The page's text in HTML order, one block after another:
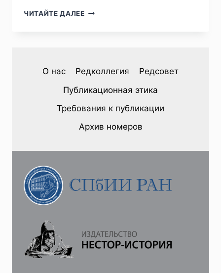
ЧИТАЙТЕ ДАЛЕЕПИЖ
Г.
ЛЕБЕДЕВА.
КРЕСТЬЯНСКИЕ
В
XVIII
ВВ.
О нас Редколлегия
Редсовет
Публикационная этика
Требования к публикации
Архив номеров